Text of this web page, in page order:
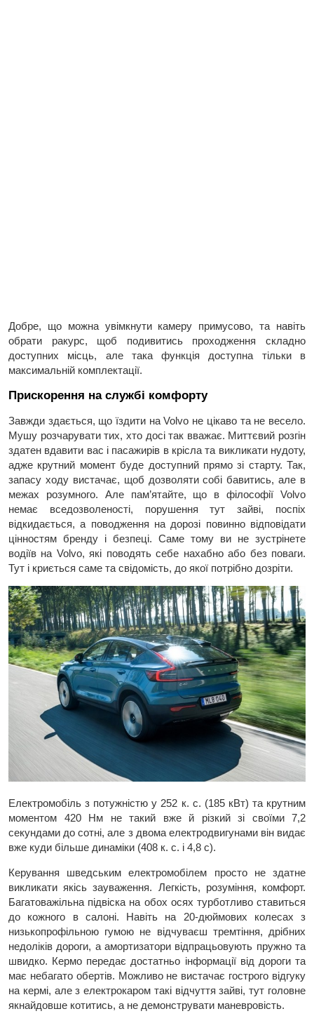
Добре, що можна увімкнути камеру примусово, та навіть
обрати ракурс, щоб подивитись проходження складно
доступних місць, але така функція доступна тільки в
максимальній комплектації.
Прискорення на службі комфорту
Завжди здається, що їздити на Volvo не цікаво та не весело.
Мушу розчарувати тих, хто досі так вважає. Миттєвий розгін
здатен вдавити вас і пасажирів в крісла та викликати нудоту,
адже крутний момент буде доступний прямо зі старту. Так,
запасу ходу вистачає, щоб дозволяти собі бавитись, але в
межах розумного. Але пам’ятайте, що в філософії Volvo
немає вседозволеності, порушення тут зайві, поспіх
відкидається, а поводження на дорозі повинно відповідати
цінностям бренду і безпеці. Саме тому ви не зустрінете
водіїв на Volvo, які поводять себе нахабно або без поваги.
Тут і криється саме та свідомість, до якої потрібно дозріти.
Електромобіль з потужністю у 252 к. с. (185 кВт) та крутним
моментом 420 Нм не такий вже й різкий зі своїми 7,2
секундами до сотні, але з двома електродвигунами він видає
вже куди більше динаміки (408 к. с. і 4,8 с).
Керування шведським електромобілем просто не здатне
викликати якісь зауваження. Легкість, розуміння, комфорт.
Багатоважільна підвіска на обох осях турботливо ставиться
до кожного в салоні. Навіть на 20-дюймових колесах з
низькопрофільною гумою не відчуваєш тремтіння, дрібних
недоліків дороги, а амортизатори відпрацьовують пружно та
швидко. Кермо передає достатньо інформації від дороги та
має небагато обертів. Можливо не вистачає гострого відгуку
на кермі, але з електрокаром такі відчуття зайві, тут головне
якнайдовше котитись, а не демонструвати маневровість.